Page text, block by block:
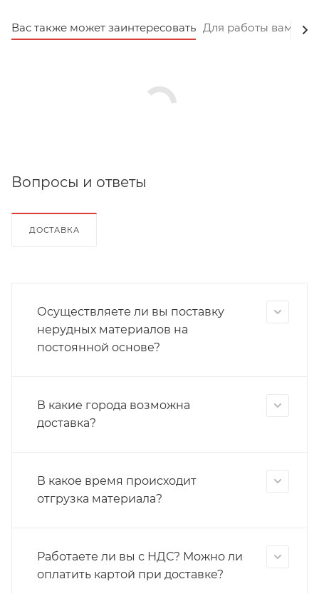
Вас также может заинтересовать Для работы вам
Вопросы и ответы
ДОСТАВКА
Осуществляете ли вы поставку
нерудных материалов на
постоянной основе?
В какие города возможна
доставка?
В какое время происходит
отгрузка материала?
Работаете ли вы с НДС? Можно ли
оплатить картой при доставке?